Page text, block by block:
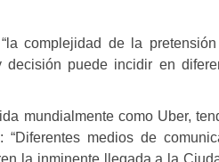
complejidad de la pretensión
decisión puede incidir en
mundialmente como Uber,
medios de
la inminente llegada a la